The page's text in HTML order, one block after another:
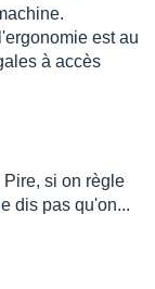
est au
à accès
si on règle
dis pas qu'on...